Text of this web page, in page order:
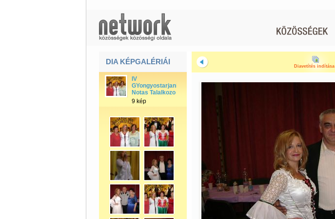
DIA KÉPGALÉRIÁI
IV
GYongyostarjani
Notas Talalkozo
9 kép
Diavetítés indítása